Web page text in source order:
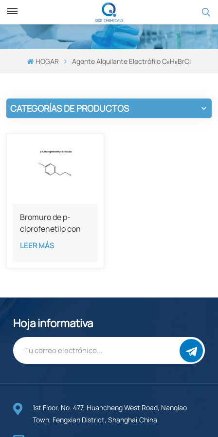
HOGAR Agente Alquilante Electrófilo C₈H₈BrCl
CATEGORÍAS DE PRODUCTOS
Bromuro de p-
clorofenetilo con
una pureza del
98%, CAS 6529-53-
LEER MÁS
Hoja informativa
1st Floor, No. 477, Huancheng West Road, Nanqiao
Town, Fengxian District, Shanghai,China